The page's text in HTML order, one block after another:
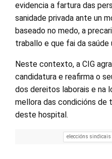
evidencia a fartura das
sanidade privada ante un
baseado no medo, a
traballo e que fai da saúde
Neste contexto, a CIG
candidatura e reafirma o
dos dereitos laborais e na
mellora das condicións de
deste hospital.
eleccións sindicais